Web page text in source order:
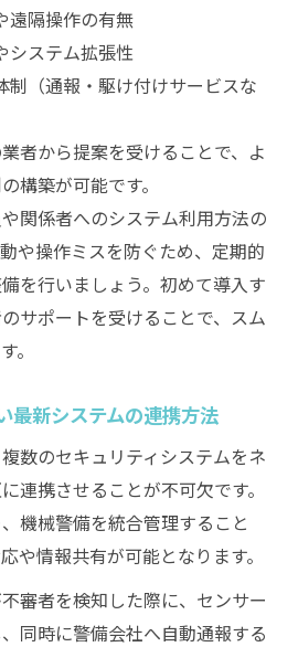
遠隔操作の有無
システム拡張性
制（通報・駆け付けサービスな
者から提案を受けることで、よ
構築が可能です。
関係者へのシステム利用方法の
や操作ミスを防ぐため、定期的
を行いましょう。初めて導入す
サポートを受けることで、スム
。
最新システムの連携方法
数のセキュリティシステムをネ
連携させることが不可欠です。
機械警備を統合管理すること
や情報共有が可能となります。
審者を検知した際に、センサー
同時に警備会社へ自動通報する